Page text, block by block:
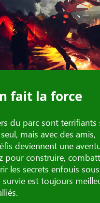
fait la force
du parc sont terrifiants
mais avec des amis,
deviennent une
pour construire,
les secrets enfouis sous
survie est toujours